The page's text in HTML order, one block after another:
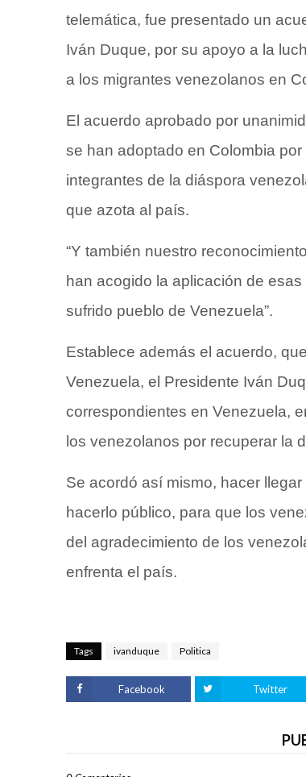
telemática, fue presentado un
Iván Duque, por su apoyo a la
a los migrantes venezolanos en
El acuerdo aprobado por
se han adoptado en Colombia
integrantes de la diáspora
que azota al país.
“Y también nuestro
han acogido la aplicación de
sufrido pueblo de Venezuela”.
Establece además el acuerdo,
Venezuela, el Presidente Iván
correspondientes en Venezuela,
los venezolanos por recuperar la
Se acordó así mismo, hacer
hacerlo público, para que los
del agradecimiento de los
enfrenta el país.
Tags ivanduque Politica
Facebook Twitter